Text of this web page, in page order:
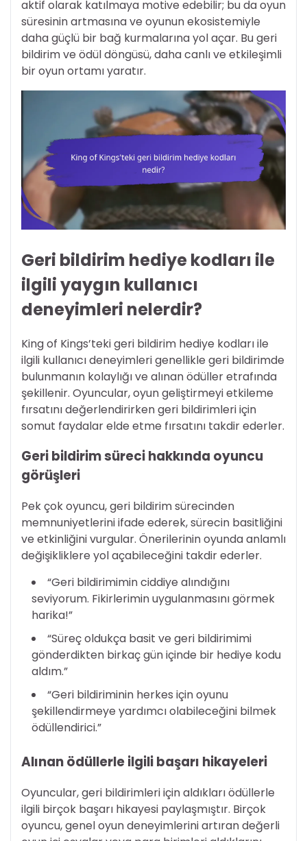
aktif olarak katılmaya motive edebilir; bu da oyun
süresinin artmasına ve oyunun ekosistemiyle
daha güçlü bir bağ kurmalarına yol açar. Bu geri
bildirim ve ödül döngüsü, daha canlı ve etkileşimli
bir oyun ortamı yaratır.
Geri bildirim hediye kodları ile
ilgili yaygın kullanıcı
deneyimleri nelerdir?
King of Kings’teki geri bildirim hediye kodları ile
ilgili kullanıcı deneyimleri genellikle geri bildirimde
bulunmanın kolaylığı ve alınan ödüller etrafında
şekillenir. Oyuncular, oyun geliştirmeyi etkileme
fırsatını değerlendirirken geri bildirimleri için
somut faydalar elde etme fırsatını takdir ederler.
Geri bildirim süreci hakkında oyuncu
görüşleri
Pek çok oyuncu, geri bildirim sürecinden
memnuniyetlerini ifade ederek, sürecin basitliğini
ve etkinliğini vurgular. Önerilerinin oyunda anlamlı
değişikliklere yol açabileceğini takdir ederler.
“Geri bildirimimin ciddiye alındığını
seviyorum. Fikirlerimin uygulanmasını görmek
harika!”
“Süreç oldukça basit ve geri bildirimimi
gönderdikten birkaç gün içinde bir hediye kodu
aldım.”
“Geri bildiriminin herkes için oyunu
şekillendirmeye yardımcı olabileceğini bilmek
ödüllendirici.”
Alınan ödüllerle ilgili başarı hikayeleri
Oyuncular, geri bildirimleri için aldıkları ödüllerle
ilgili birçok başarı hikayesi paylaşmıştır. Birçok
oyuncu, genel oyun deneyimlerini artıran değerli